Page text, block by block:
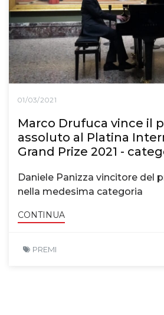
01/03/2021
Marco Drufuca vince il
assoluto al Platina
Grand Prize 2021 -
Daniele Panizza vincitore del
nella medesima categoria
CONTINUA
PREMI